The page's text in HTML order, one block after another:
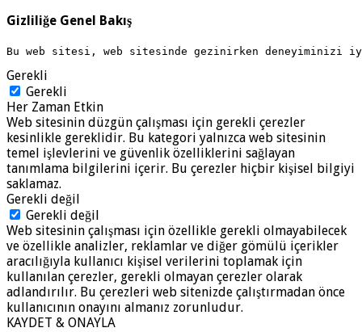
Gizliliğe Genel Bakış
Bu web sitesi, web sitesinde gezinirken deneyiminizi
Gerekli
Gerekli
Her Zaman Etkin
Web sitesinin düzgün çalışması için gerekli çerezler
kesinlikle gereklidir. Bu kategori yalnızca web sitesinin
temel işlevlerini ve güvenlik özelliklerini sağlayan
tanımlama bilgilerini içerir. Bu çerezler hiçbir kişisel bilgiyi
saklamaz.
Gerekli değil
Gerekli değil
Web sitesinin çalışması için özellikle gerekli olmayabilecek
ve özellikle analizler, reklamlar ve diğer gömülü içerikler
aracılığıyla kullanıcı kişisel verilerini toplamak için
kullanılan çerezler, gerekli olmayan çerezler olarak
adlandırılır. Bu çerezleri web sitenizde çalıştırmadan önce
kullanıcının onayını almanız zorunludur.
KAYDET & ONAYLA